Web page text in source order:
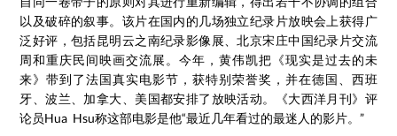
以及破碎的叙事。该片在国内的几场独立纪录片放映会上获得广
泛好评，包括昆明云之南纪录影像展、北京宋庄中国纪录片交流
周和重庆民间映画交流展。今年，黄伟凯把《现实是过去的未
来》带到了法国真实电影节，获特别荣誉奖，并在德国、西班
牙、波兰、加拿大、美国都安排了放映活动。《大西洋月刊》评
论员Hua Hsu称这部电影是他“最近几年看过的最迷人的影片。”